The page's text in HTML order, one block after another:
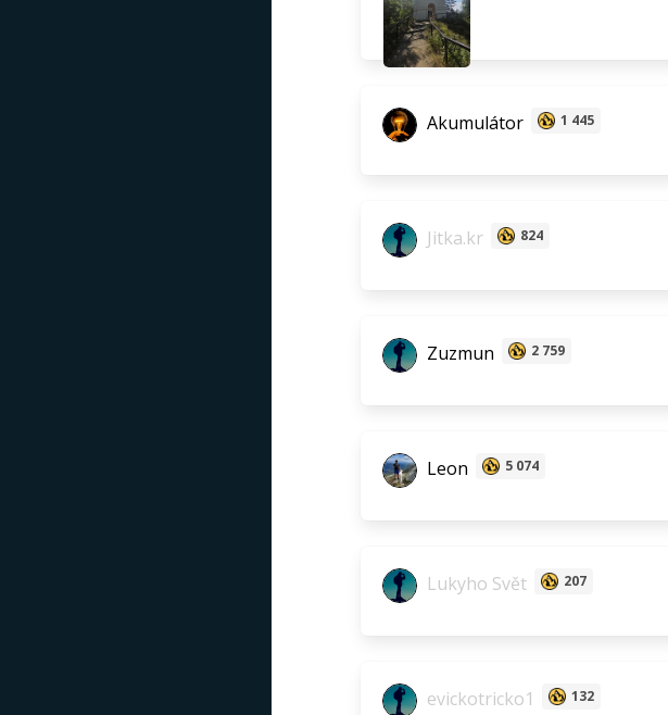
Akumulátor 1 445
Jitka.kr 824
Zuzmun 2 759
Leon 5 074
Lukyho Svět 207
evickotricko1 132